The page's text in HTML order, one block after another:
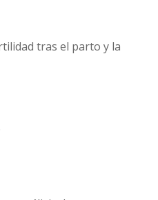
tras el parto y la